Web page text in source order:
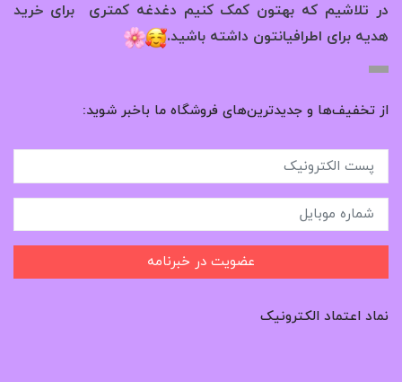
در تلاشیم که بهتون کمک کنیم دغدغه کمتری برای خرید
هدیه برای اطرافیانتون داشته باشید.
از تخفیف‌ها و جدیدترین‌های فروشگاه ما باخبر شوید:
عضویت در خبرنامه
نماد اعتماد الکترونیک